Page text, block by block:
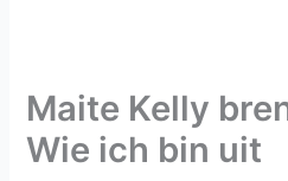
Maite Kelly
Wie ich bin uit